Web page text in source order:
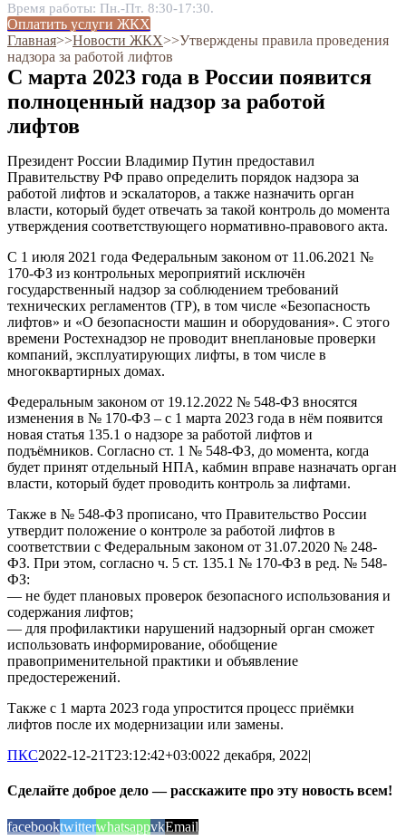
Время работы: Пн.-Пт. 8:30-17:30.
Оплатить услуги ЖКХ
Главная˃˃Новости ЖКХ˃˃Утверждены правила проведения
надзора за работой лифтов
С марта 2023 года в России появится
полноценный надзор за работой
лифтов
Президент России Владимир Путин предоставил
Правительству РФ право определить порядок надзора за
работой лифтов и эскалаторов, а также назначить орган
власти, который будет отвечать за такой контроль до момента
утверждения соответствующего нормативно-правового акта.
С 1 июля 2021 года Федеральным законом от 11.06.2021 №
170-ФЗ из контрольных мероприятий исключён
государственный надзор за соблюдением требований
технических регламентов (ТР), в том числе «Безопасность
лифтов» и «О безопасности машин и оборудования». С этого
времени Ростехнадзор не проводит внеплановые проверки
компаний, эксплуатирующих лифты, в том числе в
многоквартирных домах.
Федеральным законом от 19.12.2022 № 548-ФЗ вносятся
изменения в № 170-ФЗ – с 1 марта 2023 года в нём появится
новая статья 135.1 о надзоре за работой лифтов и
подъёмников. Согласно ст. 1 № 548-ФЗ, до момента, когда
будет принят отдельный НПА, кабмин вправе назначать орган
власти, который будет проводить контроль за лифтами.
Также в № 548-ФЗ прописано, что Правительство России
утвердит положение о контроле за работой лифтов в
соответствии с Федеральным законом от 31.07.2020 № 248-
ФЗ. При этом, согласно ч. 5 ст. 135.1 № 170-ФЗ в ред. № 548-
ФЗ:
— не будет плановых проверок безопасного использования и
содержания лифтов;
— для профилактики нарушений надзорный орган сможет
использовать информирование, обобщение
правоприменительной практики и объявление
предостережений.
Также с 1 марта 2023 года упростится процесс приёмки
лифтов после их модернизации или замены.
ПКС2022-12-21T23:12:42+03:0022 декабря, 2022|
Сделайте доброе дело — расскажите про эту новость всем!
facebooktwitterwhatsappvkEmail